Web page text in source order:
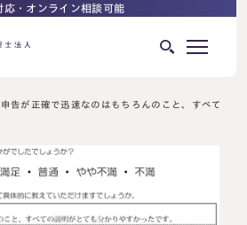
応・オンライン相談可能
へ
申告が正確で迅速なのはもちろんのこと、すべての説